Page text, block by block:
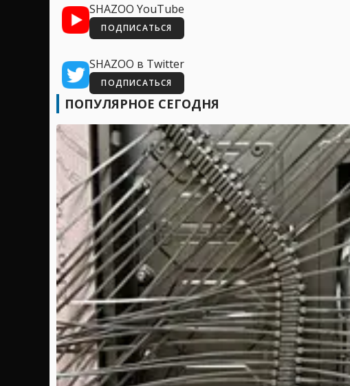
SHAZOO YouTube
ПОДПИСАТЬСЯ
SHAZOO в Twitter
ПОДПИСАТЬСЯ
ПОПУЛЯРНОЕ СЕГОДНЯ